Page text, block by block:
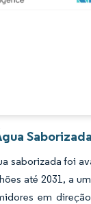
saborizada foi
até 2031, a
em